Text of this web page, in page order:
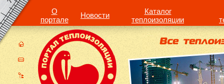
О
портале
Новости
Каталог
теплоизоляции